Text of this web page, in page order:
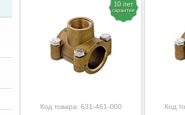
10 лет
гарантия
Код товара: 631-461-000
Код